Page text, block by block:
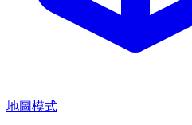
地圖模式